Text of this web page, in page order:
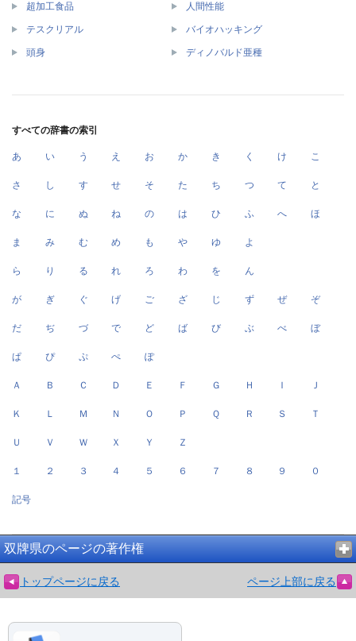
超加工食品 人間性能
テスクリアル バイオハッキング
頭身 ディノバルド亜種
すべての辞書の索引
あ い う え お か き く け こ
さ し す せ そ た ち つ て と
な に ぬ ね の は ひ ふ へ ほ
ま み む め も や ゆ よ
ら り る れ ろ わ を ん
が ぎ ぐ げ ご ざ じ ず ぜ ぞ
だ ぢ づ で ど ば び ぶ べ ぼ
ぱ ぴ ぷ ぺ ぽ
Ａ Ｂ Ｃ Ｄ Ｅ Ｆ Ｇ Ｈ Ｉ Ｊ
Ｋ Ｌ Ｍ Ｎ Ｏ Ｐ Ｑ Ｒ Ｓ Ｔ
Ｕ Ｖ Ｗ Ｘ Ｙ Ｚ
１ ２ ３ ４ ５ ６ ７ ８ ９ ０
記号
双牌県のページの著作権
トップページに戻る ページ上部に戻る